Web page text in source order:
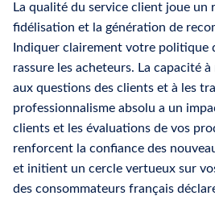
La qualité du service client joue un
fidélisation et la génération de
Indiquer clairement votre politique
rassure les acheteurs. La capacité
aux questions des clients et à les
professionnalisme absolu a un
clients et les évaluations de vos
renforcent la confiance des
et initient un cercle vertueux sur
des consommateurs français